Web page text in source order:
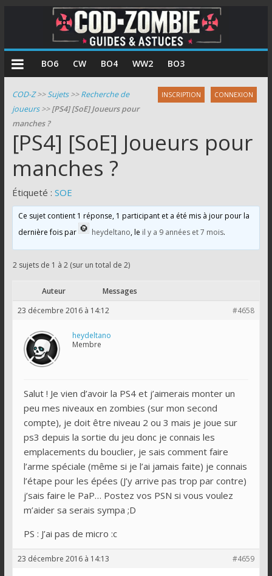
COD
Zombie
Guides
et
astuces
le
mode
zombie
de
Call
of
Duty
BO6 CW BO4 WW2 BO3
INSCRIPTION CONNEXION
COD-Z>>Sujets>>Recherche de
joueurs>>[PS4] [SoE] Joueurs pour
manches ?
[PS4] [SoE] Joueurs pour
manches ?
Étiqueté : SOE
Ce sujet contient 1 réponse, 1 participant et a été mis à jour pour la
dernière fois par
heydeltano , le il y a 9 années et 7 mois.
2 sujets de 1 à 2 (sur un total de 2)
Auteur
Messages
23 décembre 2016 à 14:12
#4658
heydeltano
Membre
Salut ! Je vien d’avoir la PS4 et j’aimerais monter un
peu mes niveaux en zombies (sur mon second
compte), je doit être niveau 2 ou 3 mais je joue sur
ps3 depuis la sortie du jeu donc je connais les
emplacements du bouclier, je sais comment faire
l’arme spéciale (même si je l’ai jamais faite) je connais
l’étape pour les épées (J’y arrive pas trop par contre)
j’sais faire le PaP… Postez vos PSN si vous voulez
m’aider sa serais sympa ;D
PS : J’ai pas de micro :c
23 décembre 2016 à 14:13 #4659